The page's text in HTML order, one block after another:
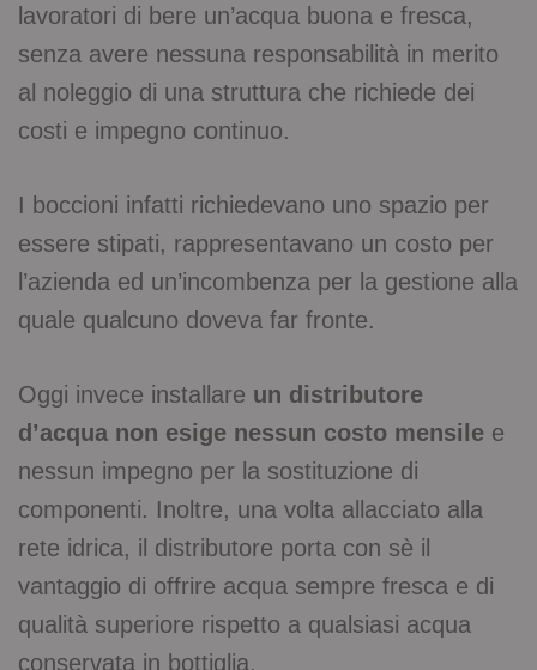
lavoratori di bere un’acqua buona e fresca,
senza avere nessuna responsabilità in merito
al noleggio di una struttura che richiede dei
costi e impegno continuo.
I boccioni infatti richiedevano uno spazio per
essere stipati, rappresentavano un costo per
l’azienda ed un’incombenza per la gestione alla
quale qualcuno doveva far fronte.
Oggi invece installare un distributore
d’acqua non esige nessun costo mensile e
nessun impegno per la sostituzione di
componenti. Inoltre, una volta allacciato alla
rete idrica, il distributore porta con sè il
vantaggio di offrire acqua sempre fresca e di
qualità superiore rispetto a qualsiasi acqua
conservata in bottiglia.